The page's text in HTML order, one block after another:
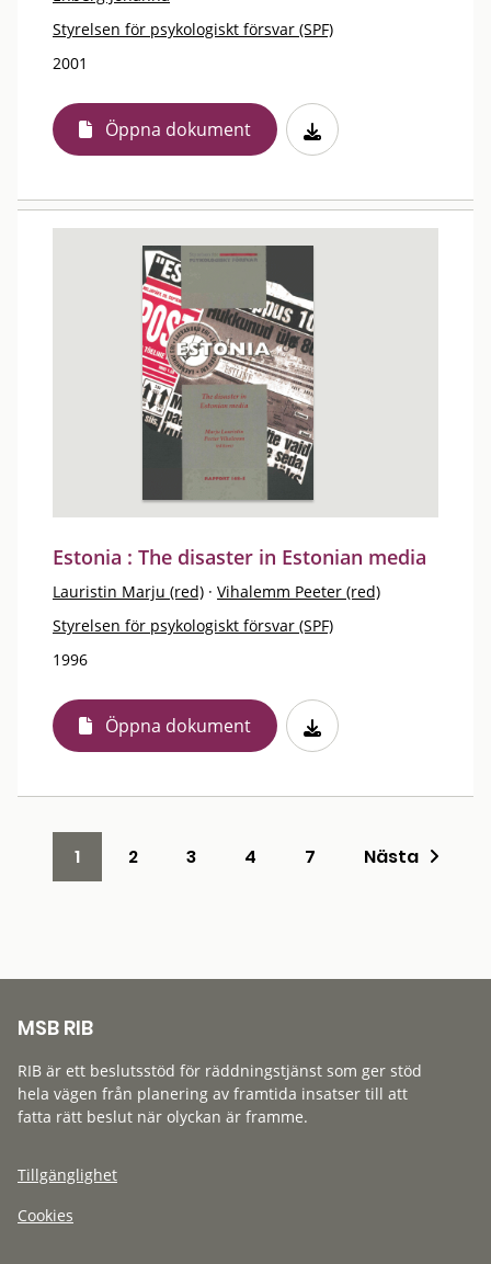
Styrelsen för psykologiskt försvar (SPF)
2001
Öppna dokument
Estonia : The disaster in Estonian media
Lauristin Marju (red) · Vihalemm Peeter (red)
Styrelsen för psykologiskt försvar (SPF)
1996
Öppna dokument
1 2 3 4 7 Nästa
MSB RIB
RIB är ett beslutsstöd för räddningstjänst som ger stöd
hela vägen från planering av framtida insatser till att
fatta rätt beslut när olyckan är framme.
Tillgänglighet
Cookies